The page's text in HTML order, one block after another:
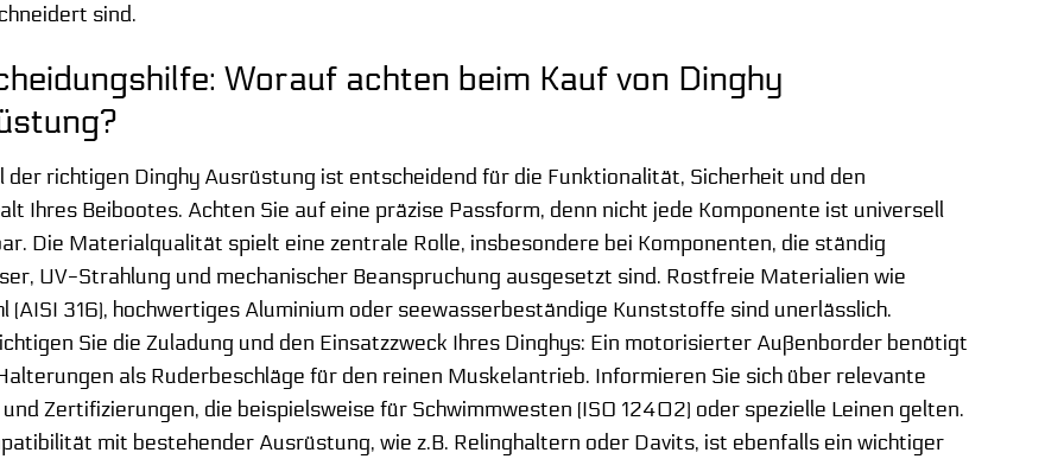
sind.
Worauf achten beim Kauf von Dinghy
der richtigen Dinghy Ausrüstung ist entscheidend für die Funktionalität, Sicherheit und den
Ihres Beibootes. Achten Sie auf eine präzise Passform, denn nicht jede Komponente ist universell
Die Materialqualität spielt eine zentrale Rolle, insbesondere bei Komponenten, die ständig
UV-Strahlung und mechanischer Beanspruchung ausgesetzt sind. Rostfreie Materialien wie
(AISI 316), hochwertiges Aluminium oder seewasserbeständige Kunststoffe sind unerlässlich.
Sie die Zuladung und den Einsatzzweck Ihres Dinghys: Ein motorisierter Außenborder benötigt
als Ruderbeschläge für den reinen Muskelantrieb. Informieren Sie sich über relevante
Zertifizierungen, die beispielsweise für Schwimmwesten (ISO 12402) oder spezielle Leinen gelten.
mit bestehender Ausrüstung, wie z.B. Relinghaltern oder Davits, ist ebenfalls ein wichtiger